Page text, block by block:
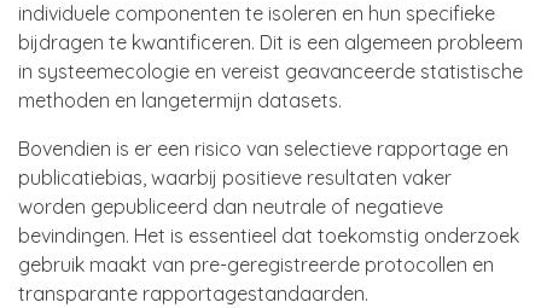
individuele componenten te isoleren en hun specifieke
bijdragen te kwantificeren. Dit is een algemeen probleem
in systeemecologie en vereist geavanceerde statistische
methoden en langetermijn datasets.
Bovendien is er een risico van selectieve rapportage en
publicatiebias, waarbij positieve resultaten vaker
worden gepubliceerd dan neutrale of negatieve
bevindingen. Het is essentieel dat toekomstig onderzoek
gebruik maakt van pre-geregistreerde protocollen en
transparante rapportagestandaarden.